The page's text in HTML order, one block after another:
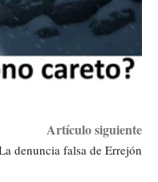
Artículo siguiente
denuncia falsa de Errejón